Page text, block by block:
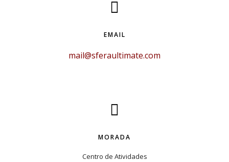
EMAIL
mail@sferaultimate.com
MORADA
Centro de Atividades